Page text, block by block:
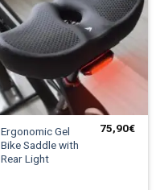
Ergonomic Gel
Bike Saddle with
Rear Light
75,90€
Ce
produit
a